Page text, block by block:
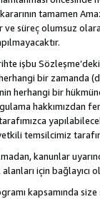
tamamen
süreç olumsuz
işbu
bir zamanda
herhangi bir
hakkımızdan
temsilcimiz
kanunlar
için bağlayıcı
kapsamında